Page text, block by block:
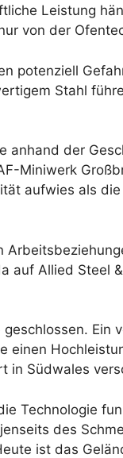
Leistung
von der
potenziell
Stahl
der
Miniwerk
aufwies als
auf Allied Steel
in Südwales
Technologie
des
ist das